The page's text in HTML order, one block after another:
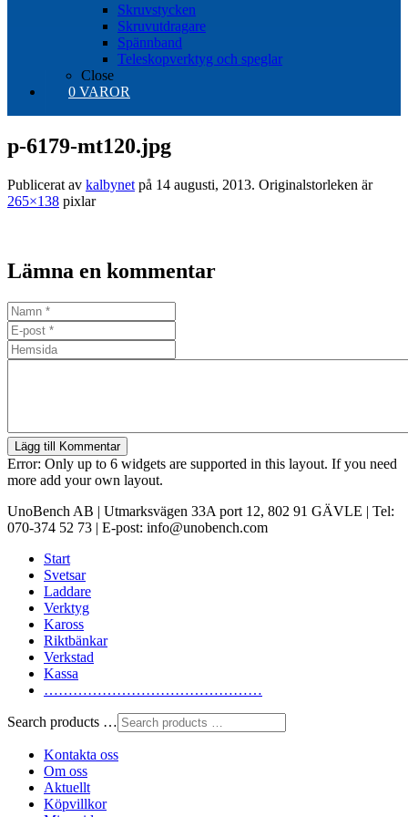
Skruvstycken
Skruvutdragare
Spännband
Teleskopverktyg och speglar
Close
0 VAROR
p-6179-mt120.jpg
Publicerat av kalbynet på 14 augusti, 2013. Originalstorleken är
265×138 pixlar
Lämna en kommentar
Lägg till Kommentar
Error: Only up to 6 widgets are supported in this layout. If you need
more add your own layout.
UnoBench AB | Utmarksvägen 33A port 12, 802 91 GÄVLE | Tel:
070-374 52 73 | E-post: info@unobench.com
Start
Svetsar
Laddare
Verktyg
Kaross
Riktbänkar
Verkstad
Kassa
………………………………………
Search products …
Kontakta oss
Om oss
Aktuellt
Köpvillkor